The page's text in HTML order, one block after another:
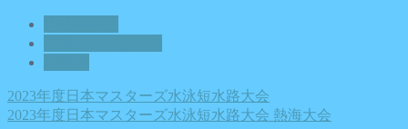
2023年度日本マスターズ水泳短水路大会
2023年度日本マスターズ水泳短水路大会 熱海大会